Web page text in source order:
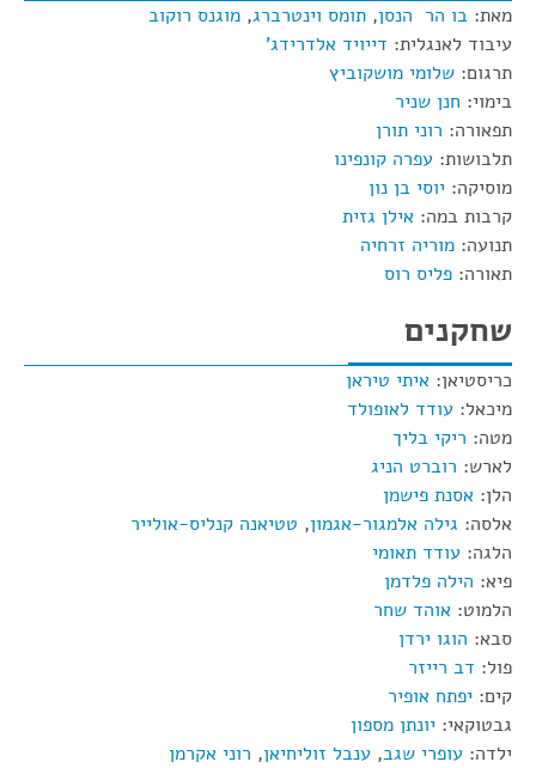
מאת: בו הר הנסן, תומס וינטרברג, מוגנס רוקוב
עיבוד לאנגלית: דייויד אלדרידג'
תרגום: שלומי מושקוביץ
בימוי: חנן שניר
תפאורה: רוני תורן
תלבושות: עפרה קונפינו
מוסיקה: יוסי בן נון
קרבות במה: אילן גזית
תנועה: מוריה זרחיה
תאורה: פליס רוס
שחקנים
כריסטיאן: איתי טיראן
מיכאל: עודד לאופולד
מטה: ריקי בליך
לארש: רוברט הניג
הלן: אסנת פישמן
אלסה: גילה אלמגור-אגמון, טטיאנה קנליס-אולייר
הלגה: עודד תאומי
פיא: הילה פלדמן
הלמוט: אוהד שחר
סבא: הוגו ירדן
פול: דב רייזר
קים: יפתח אופיר
גבטוקאי: יונתן מספון
ילדה: עופרי שגב, ענבל זוליחיאן, רוני אקרמן